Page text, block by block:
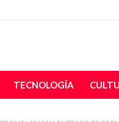
TECNOLOGÍA